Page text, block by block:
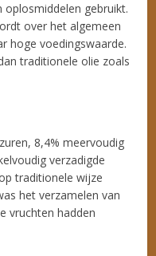
gebruikt.
over het algemeen
hoge voedingswaarde.
traditionele olie zoals
8,4% meervoudig
verzadigde
traditionele wijze
het verzamelen van
vruchten hadden